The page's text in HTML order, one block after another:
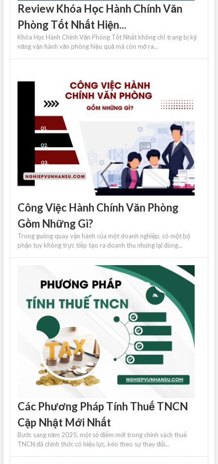
Review Khóa Học Hành Chính Văn
Phòng Tốt Nhất Hiện...
Khóa Học Hành Chính Văn Phòng Tốt Nhất không chỉ trang bị kỹ
năng vận hành văn phòng hiệu quả mà còn mở ra...
Công Việc Hành Chính Văn Phòng
Gồm Những Gì?
Trong guồng quay vận hành của một doanh nghiệp, có một bộ
phận tuy không trực tiếp tạo ra doanh thu nhưng lại đóng...
Các Phương Pháp Tính Thuế TNCN
Cập Nhật Mới Nhất
Bước sang năm 2025, một số điểm mới trong chính sách thuế
TNCN đã chính thức có hiệu lực, kéo theo sự thay đổi...